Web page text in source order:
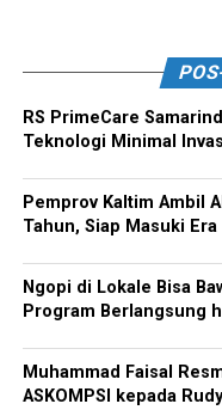
RS PrimeCare
Teknologi Minimal
Pemprov Kaltim Ambil
Tahun, Siap Masuki
Ngopi di Lokale Bisa
Program Berlangsung
Muhammad Faisal
ASKOMPSI kepada